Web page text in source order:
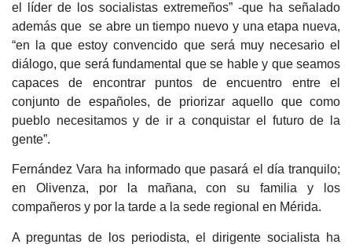
el líder de los socialistas extremeños” -que ha señalado
además que se abre un tiempo nuevo y una etapa nueva,
“en la que estoy convencido que será muy necesario el
diálogo, que será fundamental que se hable y que seamos
capaces de encontrar puntos de encuentro entre el
conjunto de españoles, de priorizar aquello que como
pueblo necesitamos y de ir a conquistar el futuro de la
gente”.
Fernández Vara ha informado que pasará el día tranquilo;
en Olivenza, por la mañana, con su familia y los
compañeros y por la tarde a la sede regional en Mérida.
A preguntas de los periodista, el dirigente socialista ha